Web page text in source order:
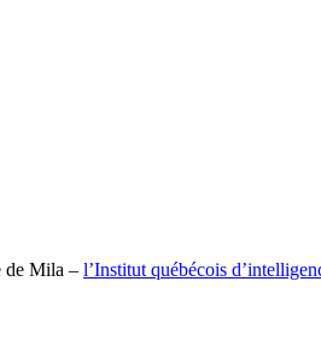
de Mila – l’Institut québécois